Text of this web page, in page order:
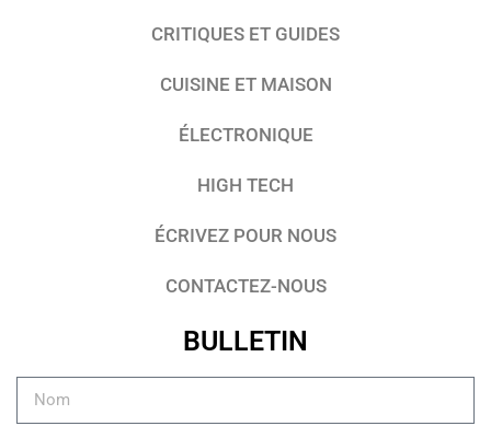
CRITIQUES ET GUIDES
CUISINE ET MAISON
ÉLECTRONIQUE
HIGH TECH
ÉCRIVEZ POUR NOUS
CONTACTEZ-NOUS
BULLETIN